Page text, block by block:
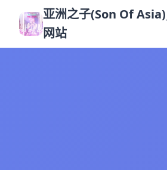
亚洲之子(Son Of
网站